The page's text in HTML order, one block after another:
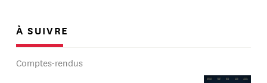
À SUIVRE
Comptes-rendus